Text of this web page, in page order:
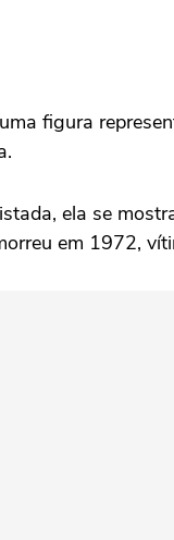
figura
ela se
em 1972,